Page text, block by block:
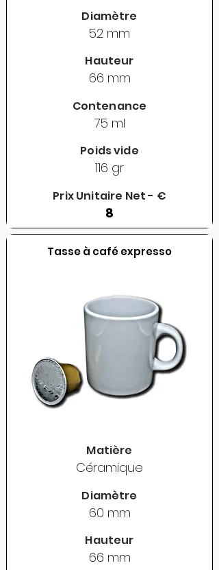
Diamètre
52 mm
Hauteur
66 mm
Contenance
75 ml
Poids vide
116 gr
Prix Unitaire Net - €
8
Tasse à café expresso
Matière
Céramique
Diamètre
60 mm
Hauteur
66 mm